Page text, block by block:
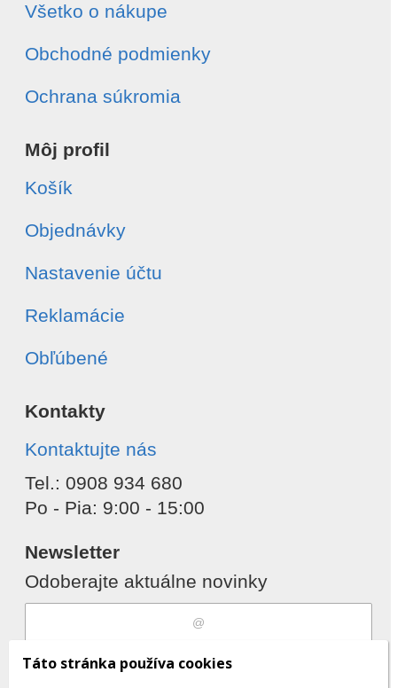
Všetko o nákupe
Obchodné podmienky
Ochrana súkromia
Môj profil
Košík
Objednávky
Nastavenie účtu
Reklamácie
Obľúbené
Kontakty
Kontaktujte nás
Tel.: 0908 934 680
Po - Pia: 9:00 - 15:00
Newsletter
Odoberajte aktuálne novinky
Súhlasím sspracovaním osobných
Táto stránka používa cookies